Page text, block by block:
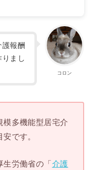
コロン
報酬
まし
模多機能型居宅介
です。
生労働省の「介護